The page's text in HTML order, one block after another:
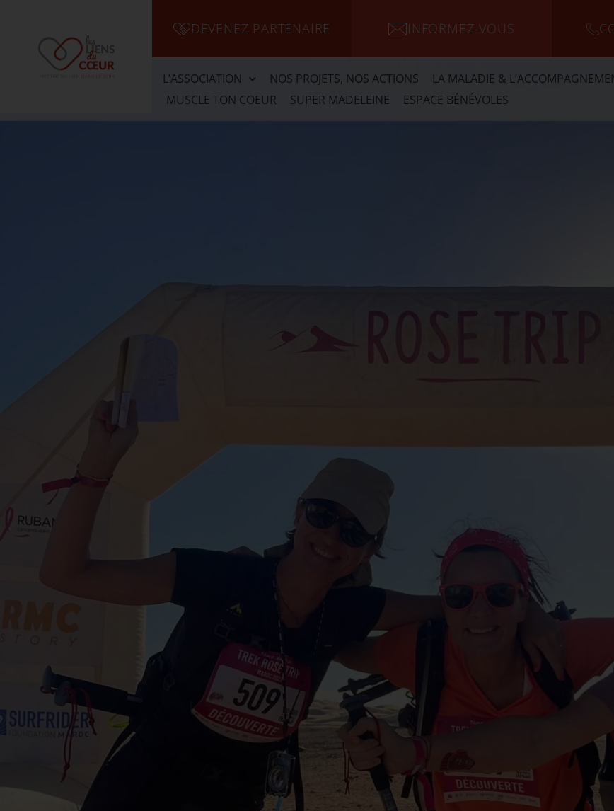
DEVENEZ PARTENAIRE INFORMEZ-VOUS
L’ASSOCIATION NOS PROJETS, NOS ACTIONS LA MALADIE &
MUSCLE TON COEUR
SUPER MADELEINE ESPACE BÉNÉVOLES